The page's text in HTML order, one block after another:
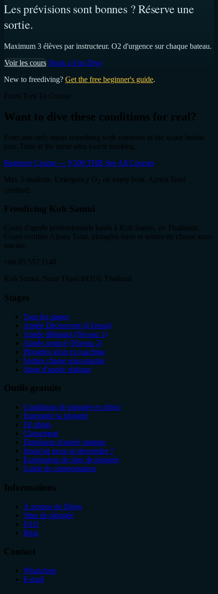
Les prévisions sont bonnes ? Réserve une
sortie.
Maximum 3 élèves par instructeur. O2 d'urgence sur chaque bateau.
Voir les cours Book a Fun Dive
New to freediving? Get the free beginner's guide.
From Tool To Course
Want to dive these conditions for real?
Forecasts only mean something with someone in the water beside
you. Train at the same sites you're tracking.
Beginner Course — 9,500 THB See All Courses
Max 3 students. Emergency O
on every boat. Apnea Total
certified.
Freediving Koh Samui
Cours d'apnée professionnels basés à Koh Samui, en Thaïlande.
Cours certifiés Apnea Total, plongées loisir et sorties de chasse sous-
marine.
+66 65 557 1148
Koh Samui, Surat Thani 84310, Thailand
Stages
Tous les stages
Apnée Découverte (à l'essai)
Apnée débutant (Niveau 1)
Apnée avancé (Niveau 2)
Plongées loisir et coaching
Sorties chasse sous-marine
Stage d'apnée statique
Outils gratuits
Conditions de plongée en direct
Enregistre ta plongée
Fil photo
Classement
Entraîneur d'apnée statique
Jusqu'où peux-tu descendre ?
Explorateur de sites de plongée
Guide de compensation
Informations
À propos de Diego
Sites de plongée
FAQ
Blog
Contact
WhatsApp
E-mail